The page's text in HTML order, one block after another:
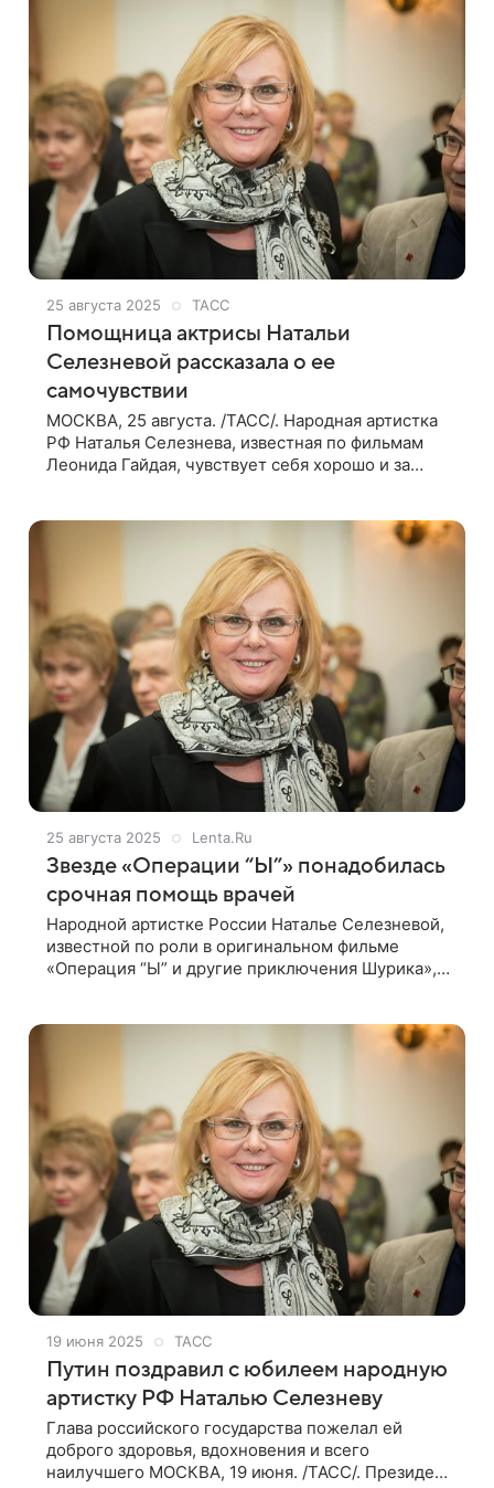
25 августа 2025 ТАСС
Помощница актрисы Натальи
Селезневой рассказала о ее
самочувствии
МОСКВА, 25 августа. /ТАСС/. Народная артистка
РФ Наталья Селезнева, известная по фильмам
Леонида Гайдая, чувствует себя хорошо и за
25 августа 2025 Lenta.Ru
Звезде «Операции “Ы”» понадобилась
срочная помощь врачей
Народной артистке России Наталье Селезневой,
известной по роли в оригинальном фильме
«Операция “Ы” и другие приключения Шурика»,
19 июня 2025 ТАСС
Путин поздравил с юбилеем народную
артистку РФ Наталью Селезневу
Глава российского государства пожелал ей
доброго здоровья, вдохновения и всего
наилучшего МОСКВА, 19 июня. /ТАСС/. Президент